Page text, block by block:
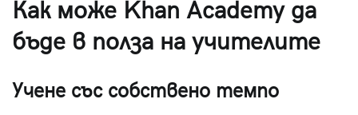
Как може Khan Academy да
бъде в полза на учителите
Учене със собствено темпо